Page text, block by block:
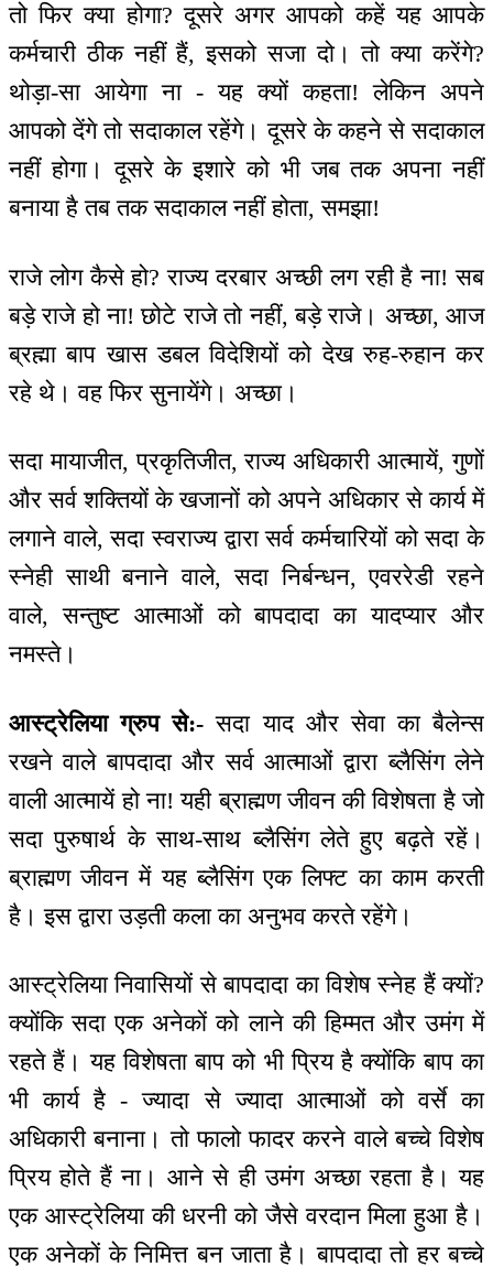
तो फिर क्या होगा? दूसरे अगर आपको कहें यह आपके
कर्मचारी ठीक नहीं हैं, इसको सजा दो। तो क्या करेंगे?
थोड़ा-सा आयेगा ना - यह क्यों कहता! लेकिन अपने
आपको देंगे तो सदाकाल रहेंगे। दूसरे के कहने से सदाकाल
नहीं होगा। दूसरे के इशारे को भी जब तक अपना नहीं
बनाया है तब तक सदाकाल नहीं होता, समझा!
राजे लोग कैसे हो? राज्य दरबार अच्छी लग रही है ना! सब
बड़े राजे हो ना! छोटे राजे तो नहीं, बड़े राजे। अच्छा, आज
ब्रह्मा बाप खास डबल विदेशियों को देख रुह-रुहान कर
रहे थे। वह फिर सुनायेंगे। अच्छा।
सदा मायाजीत, प्रकृतिजीत, राज्य अधिकारी आत्मायें, गुणों
और सर्व शक्तियों के खजानों को अपने अधिकार से कार्य में
लगाने वाले, सदा स्वराज्य द्वारा सर्व कर्मचारियों को सदा के
स्नेही साथी बनाने वाले, सदा निर्बन्धन, एवररेडी रहने
वाले, सन्तुष्ट आत्माओं को बापदादा का यादप्यार और
नमस्ते।
आस्ट्रेलिया ग्रुप से:- सदा याद और सेवा का बैलेन्स
रखने वाले बापदादा और सर्व आत्माओं द्वारा ब्लैसिंग लेने
वाली आत्मायें हो ना! यही ब्राह्मण जीवन की विशेषता है जो
सदा पुरुषार्थ के साथ-साथ ब्लैसिंग लेते हुए बढ़ते रहें।
ब्राह्मण जीवन में यह ब्लैसिंग एक लिफ्ट का काम करती
है। इस द्वारा उड़ती कला का अनुभव करते रहेंगे।
आस्ट्रेलिया निवासियों से बापदादा का विशेष स्नेह हैं क्यों?
क्योंकि सदा एक अनेकों को लाने की हिम्मत और उमंग में
रहते हैं। यह विशेषता बाप को भी प्रिय है क्योंकि बाप का
भी कार्य है - ज्यादा से ज्यादा आत्माओं को वर्से का
अधिकारी बनाना। तो फालो फादर करने वाले बच्चे विशेष
प्रिय होते हैं ना। आने से ही उमंग अच्छा रहता है। यह
एक आस्ट्रेलिया की धरनी को जैसे वरदान मिला हुआ है।
एक अनेकों के निमित्त बन जाता है। बापदादा तो हर बच्चे